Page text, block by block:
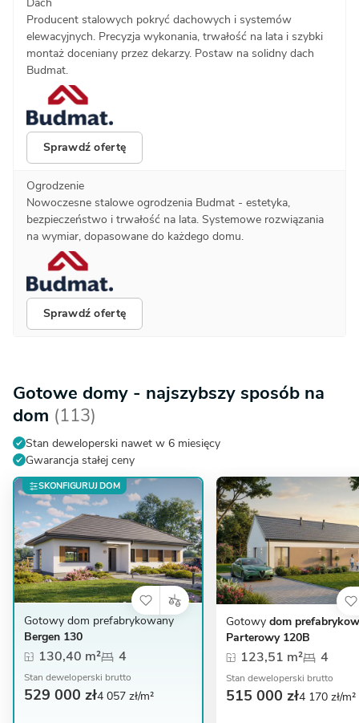
Producent stalowych pokryć dachowych i systemów
elewacyjnych. Precyzja wykonania, trwałość na lata i szybki
montaż doceniany przez dekarzy. Postaw na solidny dach
Budmat.
Sprawdź ofertę
Ogrodzenie
Nowoczesne stalowe ogrodzenia Budmat - estetyka,
bezpieczeństwo i trwałość na lata. Systemowe rozwiązania
na wymiar, dopasowane do każdego domu.
Sprawdź ofertę
Gotowe domy - najszybszy sposób na
dom (113)
Stan deweloperski nawet w 6 miesięcy
Gwarancja stałej ceny
SKONFIGURUJ DOM
Gotowy dom prefabrykowany
Bergen 130
130,40 m² 4
Stan deweloperski brutto
529 000 zł4 057 zł/m²
Gotowy dom
Parterowy 120B
123,51 m² 4
Stan deweloperski brutto
515 000 zł4 170 zł/m²